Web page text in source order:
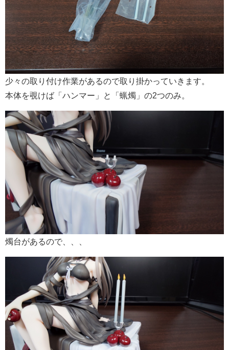
少々の取り付け作業があるので取り掛かっていきます。
本体を覗けば「ハンマー」と「蝋燭」の2つのみ。
燭台があるので、、、